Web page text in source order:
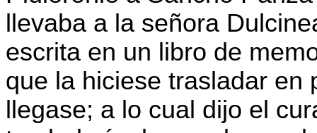
llevaba a la señora
escrita en un libro de
que la hiciese trasladar en
llegase; a lo cual dijo el